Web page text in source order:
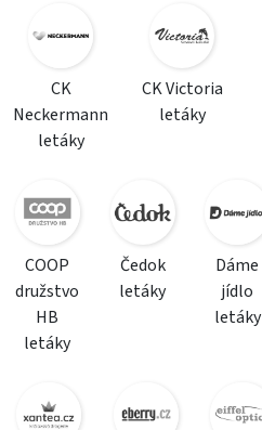
CK
Neckermann
letáky
CK Victoria
letáky
COOP
družstvo
HB
letáky
Čedok
letáky
Dáme
jídlo
letáky